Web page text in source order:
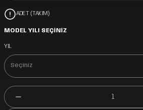
ADET (TAKIM)
MODEL YILI SEÇİNİZ
YIL